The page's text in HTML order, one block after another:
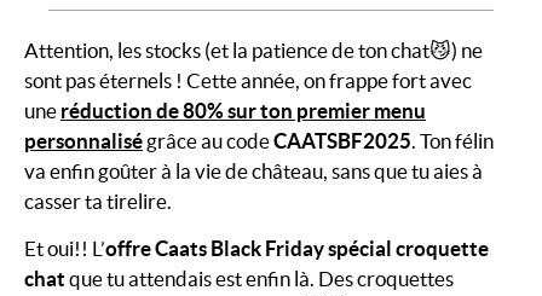
Attention, les stocks (et la patience de ton chat😼) ne
sont pas éternels ! Cette année, on frappe fort avec
une réduction de 80% sur ton premier menu
personnalisé grâce au codeCAATSBF2025. Ton félin
va enfin goûter à la vie de château, sans que tu aies à
casser ta tirelire.
Et oui!! L’offre Caats Black Friday spécial croquette
chat que tu attendais est enfin là. Des croquettes